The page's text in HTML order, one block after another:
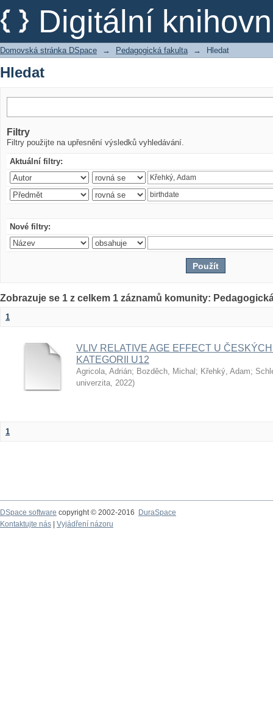
Digitální
Hledat
Domovská stránka DSpace → Pedagogická fakulta → Hledat
Hledat
Filtry
Filtry použijte na upřesnění výsledků vyhledávání.
Aktuální filtry:
Nové filtry:
Zobrazuje se 1 z celkem 1 záznamů komunity:
1
VLIV RELATIVE AGE EFFECT U
KATEGORII U12
Agricola, Adrián; Bozděch, Michal ; Křehký, Adam;
univerzita, 2022)
1
DSpace software copyright © 2002-2016
DuraSpace
Kontaktujte nás
Vyjádření názoru